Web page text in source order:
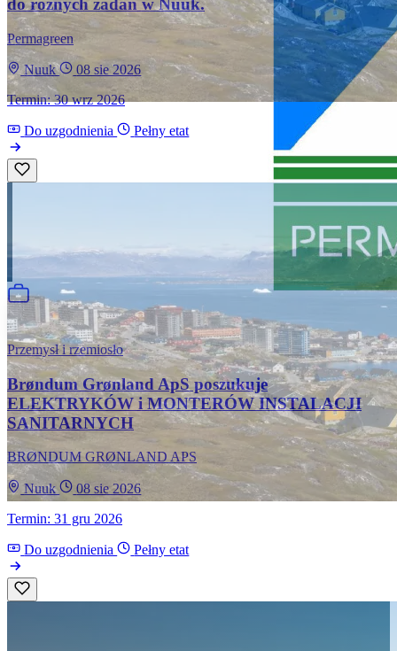
do różnych zadań w Nuuk.
Permagreen
Nuuk
08 sie 2026
Termin: 30 wrz 2026
Do uzgodnienia Pełny etat
Przemysł i rzemiosło
Brøndum Grønland ApS poszukuje
ELEKTRYKÓW i MONTERÓW INSTALACJI
SANITARNYCH
BRØNDUM GRØNLAND APS
Nuuk
08 sie 2026
Termin: 31 gru 2026
Do uzgodnienia Pełny etat